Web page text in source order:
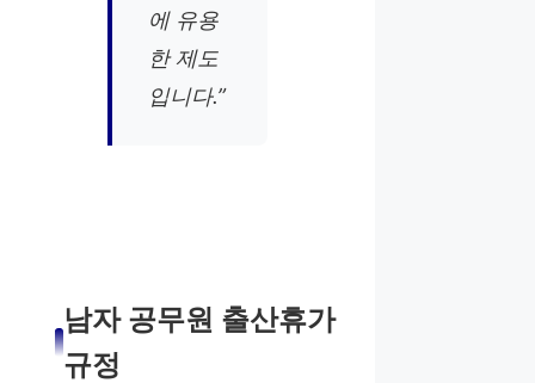
에 유용
한 제도
입니다.”
남자 공무원 출산휴가
규정